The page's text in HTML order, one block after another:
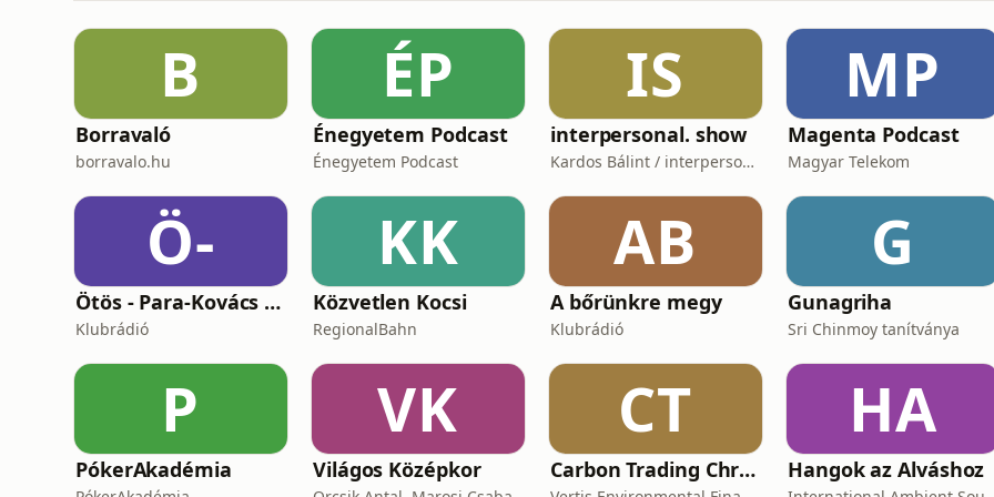
B
Borravaló
borravalo.hu
ÉP
Énegyetem Podcast
Énegyetem Podcast
IS
interpersonal. show
Kardos Bálint / interpersonal.host
MP
Magenta Podcast
Magyar Telekom
Ö-
Ötös - Para-Kovács Imrével
Klubrádió
KK
Közvetlen Kocsi
RegionalBahn
AB
A bőrünkre megy
Klubrádió
G
Gunagriha
Sri Chinmoy tanítványa
P
PókerAkadémia
VK
Világos Középkor
CT
Carbon Trading Chronicles
HA
Hangok az Alváshoz